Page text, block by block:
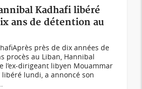
Kadhafi libéré
ans de détention au
près de dix années de
procès au Liban, Hannibal
l’ex-dirigeant libyen Mouammar
libéré lundi, a annoncé son